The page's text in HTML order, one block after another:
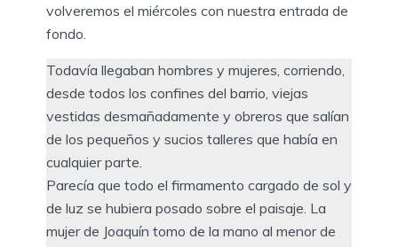
volveremos el miércoles con nuestra entrada de
fondo.
Todavía llegaban hombres y mujeres, corriendo,
desde todos los confines del barrio, viejas
vestidas desmañadamente y obreros que salían
de los pequeños y sucios talleres que había en
cualquier parte.
Parecía que todo el firmamento cargado de sol y
de luz se hubiera posado sobre el paisaje. La
mujer de Joaquín tomo de la mano al menor de